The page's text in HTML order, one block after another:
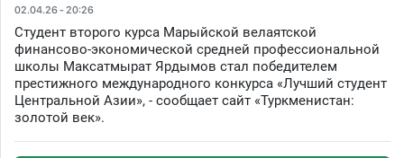
02.04.26 - 20:26
Студент второго курса Марыйской велаятской
финансово-экономической средней профессиональной
школы Максатмырат Ярдымов стал победителем
престижного международного конкурса «Лучший студент
Центральной Азии», - сообщает сайт «Туркменистан:
золотой век».